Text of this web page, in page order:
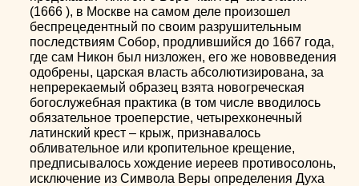
(1666 ), в Москве на самом деле произошел
беспрецедентный по своим разрушительным
последствиям Собор, продлившийся до 1667 года,
где сам Никон был низложен, его же нововведения
одобрены, царская власть абсолютизирована, за
непререкаемый образец взята новогреческая
богослужебная практика (в том числе вводилось
обязательное троеперстие, четырехконечный
латинский крест – крыж, признавалось
обливательное или кропительное крещение,
предписывалось хождение иереев противосолонь,
исключение из Символа Веры определения Духа